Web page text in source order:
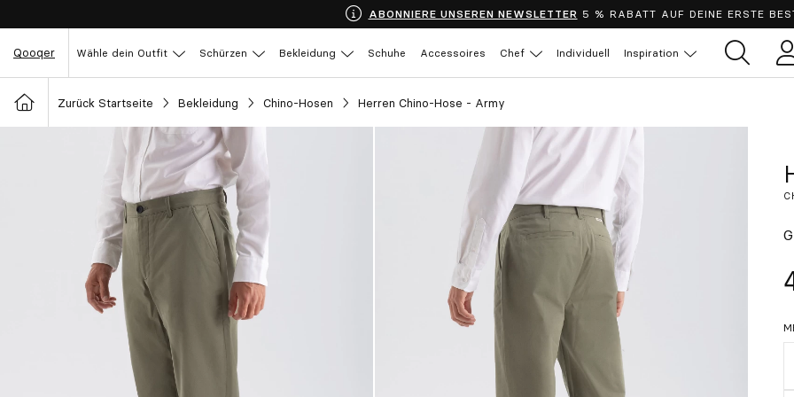
ABONNIERE UNSEREN NEWSLETTER 5 % RABATT AUF DEINE ERSTE
Qooqer Wähle dein Outfit Schürzen Bekleidung Schuhe Accessoires Chef Individuell Inspiration
Zurück Startseite Bekleidung Chino-Hosen Herren Chino-Hose - Army